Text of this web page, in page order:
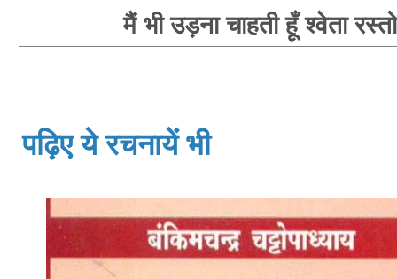
मैं भी उड़ना चाहती हूँ श्वेता
पढ़िए ये रचनायें भी